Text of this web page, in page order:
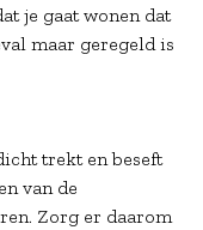
je gaat wonen dat
maar geregeld is
trekt en beseft
van de
Zorg er daarom